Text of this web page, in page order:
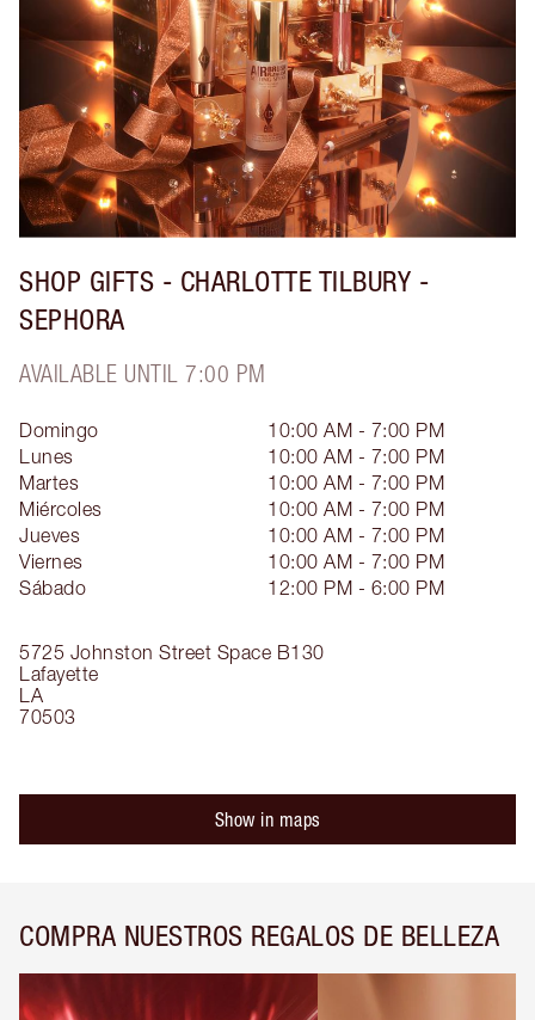
SHOP GIFTS - CHARLOTTE TILBURY -
SEPHORA
AVAILABLE UNTIL 7:00 PM
5725 Johnston Street Space B130
Lafayette
LA
70503
Domingo
10:00 AM - 7:00 PM
Lunes
10:00 AM - 7:00 PM
Martes
10:00 AM - 7:00 PM
Miércoles
10:00 AM - 7:00 PM
Jueves
10:00 AM - 7:00 PM
Viernes
10:00 AM - 7:00 PM
Sábado
12:00 PM - 6:00 PM
Show in maps
COMPRA NUESTROS REGALOS DE BELLEZA